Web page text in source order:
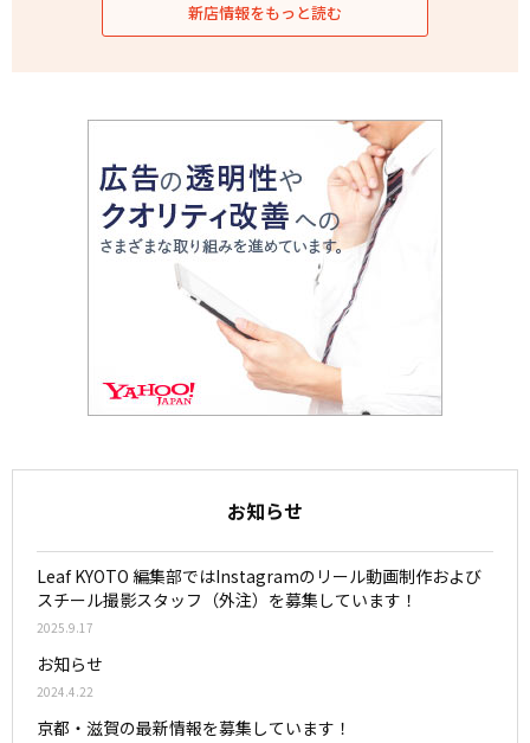
新店情報をもっと読む
お知らせ
Leaf KYOTO 編集部ではInstagramのリール動画制作および
スチール撮影スタッフ（外注）を募集しています！
2025.9.17
お知らせ
2024.4.22
京都・滋賀の最新情報を募集しています！